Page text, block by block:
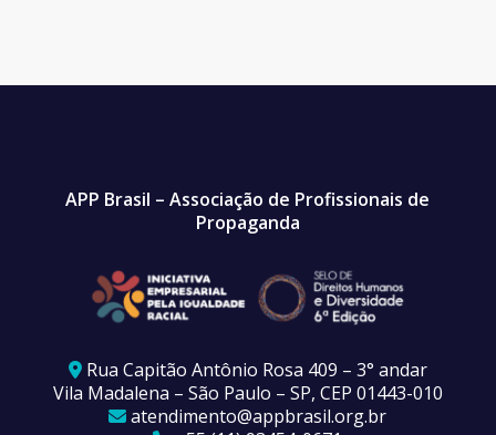
APP Brasil – Associação de Profissionais de
Propaganda
Rua Capitão Antônio Rosa 409 – 3° andar
Vila Madalena – São Paulo – SP, CEP 01443-010
atendimento@appbrasil.org.br